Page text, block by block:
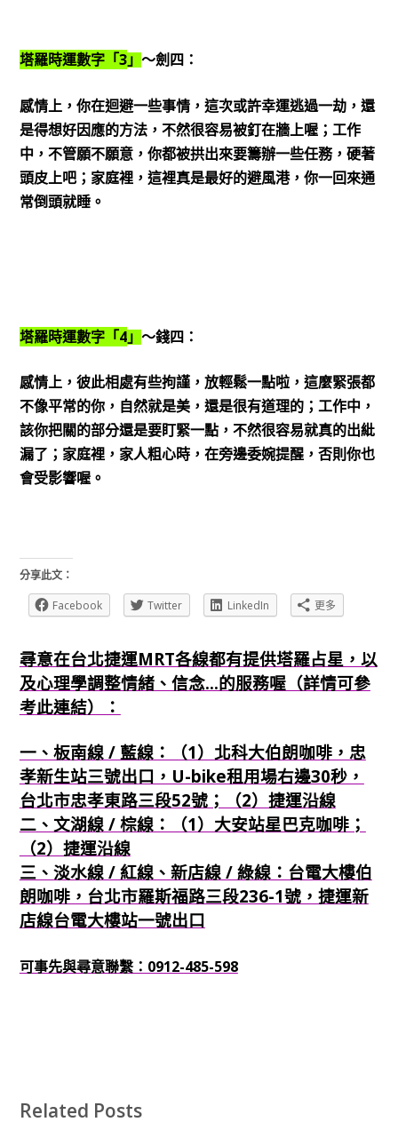
塔羅時運數字「3」 ～劍四：
感情上，你在迴避一些事情，這次或許幸運逃過一劫，還
是得想好因應的方法，不然很容易被釘在牆上喔；工作
中，不管願不願意，你都被拱出來要籌辦一些任務，硬著
頭皮上吧；家庭裡，這裡真是最好的避風港，你一回來通
常倒頭就睡。
塔羅時運數字「4」 ～錢四：
感情上，彼此相處有些拘謹，放輕鬆一點啦，這麼緊張都
不像平常的你，自然就是美，還是很有道理的；工作中，
該你把關的部分還是要盯緊一點，不然很容易就真的出紕
漏了；家庭裡，家人粗心時，在旁邊委婉提醒，否則你也
會受影響喔。
分享此文：
Facebook
Twitter LinkedIn 更多
尋意在台北捷運MRT各線都有提供塔羅占星，以
及心理學調整情緒、信念...的服務喔（詳情可參
考此連結）：
一、板南線 / 藍線：（1）北科大伯朗咖啡，忠
孝新生站三號出口，U-bike租用場右邊30秒，
台北市忠孝東路三段52號；（2）捷運沿線
二、文湖線 / 棕線：（1）大安站星巴克咖啡；
（2）捷運沿線
三、淡水線 / 紅線、新店線 / 綠線：台電大樓伯
朗咖啡，台北市羅斯福路三段236-1號，捷運新
店線台電大樓站一號出口
可事先與尋意聯繫：0912-485-598
Related Posts